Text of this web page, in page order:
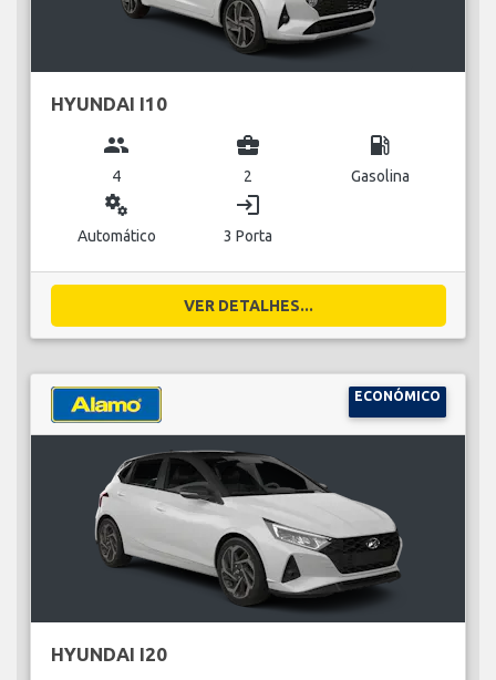
HYUNDAI I10
group
4
business_center
2
local_gas_station
Gasolina
miscellaneous_services
Automático
login
3 Porta
VER DETALHES...
ECONÓMICO
HYUNDAI I20